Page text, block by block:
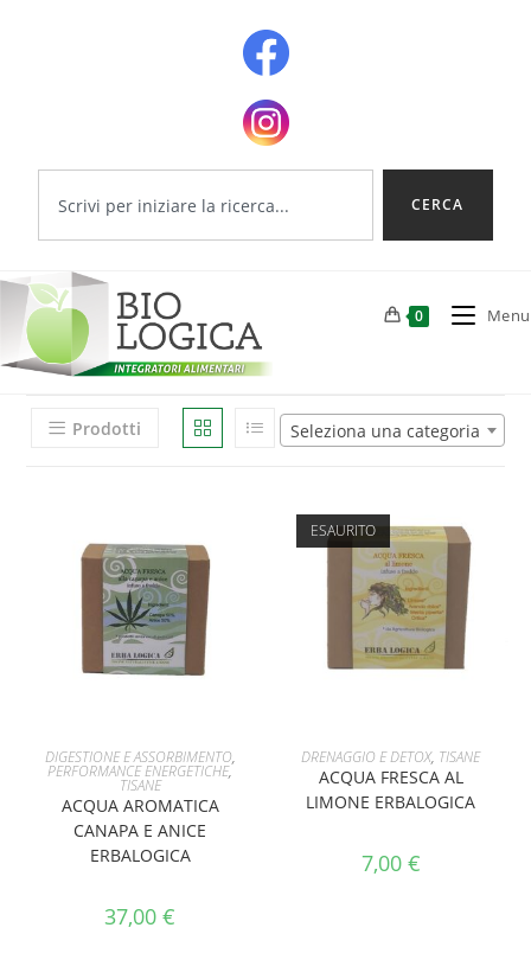
CERCA
0 Menu
Seleziona una categoria
Prodotti
AGGIUNGI AL CARRELLO
DIGESTIONE E ASSORBIMENTO,
PERFORMANCE ENERGETICHE,
TISANE
ACQUA AROMATICA
CANAPA E ANICE
ERBALOGICA
37,00€
ESAURITO
LEGGI TUTTO
DRENAGGIO E DETOX, TISANE
ACQUA FRESCA AL
LIMONE ERBALOGICA
7,00 €